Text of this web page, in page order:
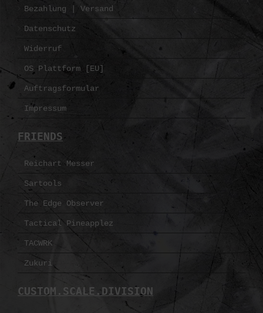
Bezahlung | Versand
Datenschutz
Widerruf
OS Plattform [EU]
Auftragsformular
Impressum
FRIENDS
Reichart Messer
Sartools
The Edge Observer
Tactical Pineapplez
TACWRK
Zukuri
CUSTOM.SCALE.DIVISION